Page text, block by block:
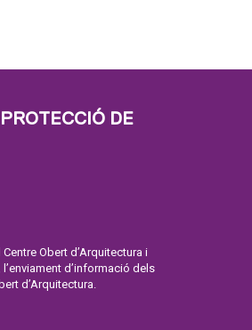
DE
Obert d’Arquitectura i
d’informació dels
d’Arquitectura.